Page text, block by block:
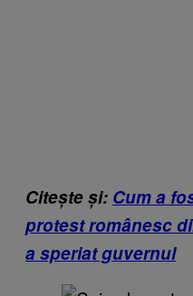
Citește și: Cum a
protest românesc
a speriat guvernul